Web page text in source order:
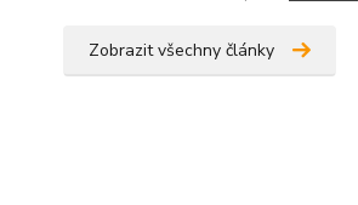
Zobrazit všechny články